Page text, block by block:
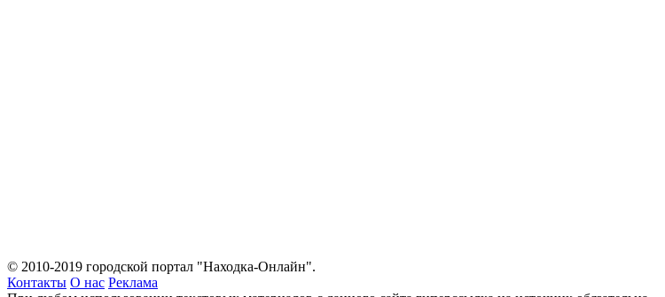
© 2010-2019 городской портал "Находка-Онлайн".
Контакты О нас Реклама